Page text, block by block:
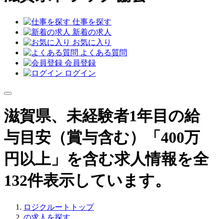
仕事を探す
新着の求人
お気に入り
よくある質問
会員登録
ログイン
滋賀県、未経験者1年目の給
与目安（賞与含む）「400万
円以上」を含む求人情報を全
132件表示しています。
ロジクルートトップ
の求人を探す